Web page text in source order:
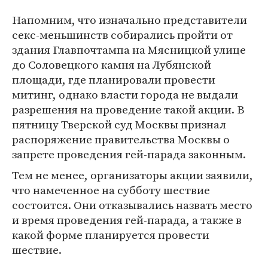
Напомним, что изначально представители
секс-меньшинств собирались пройти от
здания Главпочтампа на Мясницкой улице
до Соловецкого камня на Лубянской
площади, где планировали провести
митинг, однако власти города не выдали
разрешения на проведение такой акции. В
пятницу Тверской суд Москвы признал
распоряжение правительства Москвы о
запрете проведения гей-парада законным.
Тем не менее, организаторы акции заявили,
что намеченное на субботу шествие
состоится. Они отказывались назвать место
и время проведения гей-парада, а также в
какой форме планируется провести
шествие.